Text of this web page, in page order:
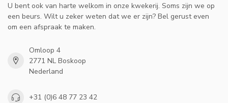
U bent ook van harte welkom in onze kwekerij. Soms zijn we op
een beurs. Wilt u zeker weten dat we er zijn? Bel gerust even
om een afspraak te maken.
Omloop 4
2771 NL Boskoop
Nederland
+31 (0)6 48 77 23 42